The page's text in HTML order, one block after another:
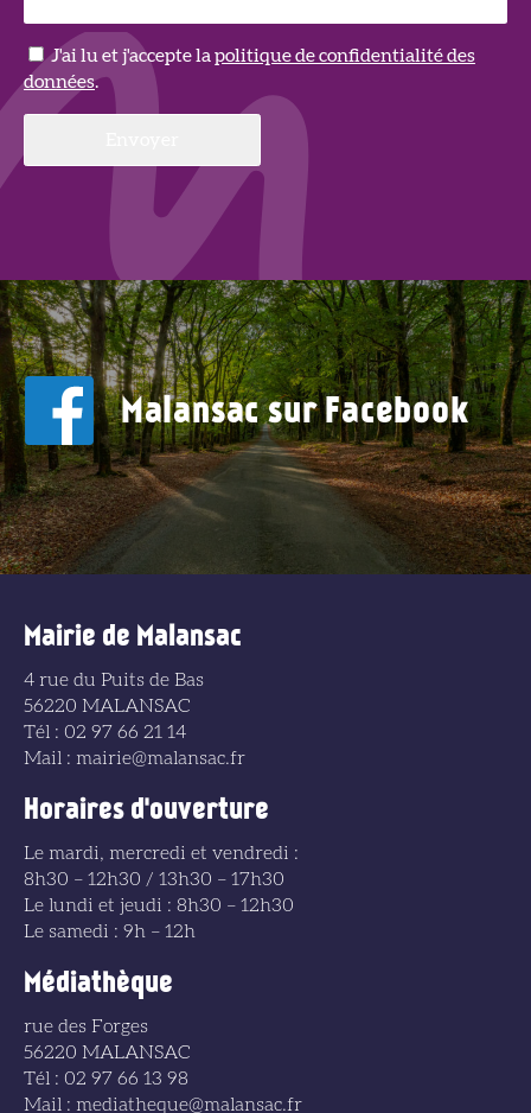
J'ai lu et j'accepte la politique de confidentialité des
données.
Malansac sur Facebook
Mairie de Malansac
4 rue du Puits de Bas
56220 MALANSAC
Tél : 02 97 66 21 14
Mail : mairie@malansac.fr
Horaires d'ouverture
Le mardi, mercredi et vendredi :
8h30 – 12h30 / 13h30 – 17h30
Le lundi et jeudi : 8h30 – 12h30
Le samedi : 9h – 12h
Médiathèque
rue des Forges
56220 MALANSAC
Tél : 02 97 66 13 98
Mail : mediatheque@malansac.fr